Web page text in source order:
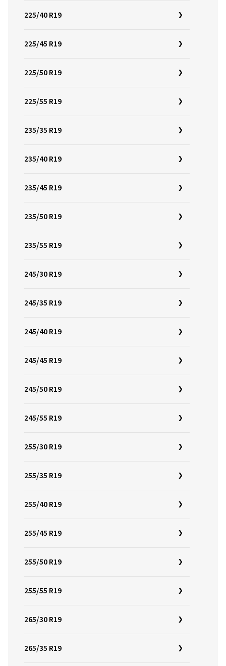
225/40 R19
225/45 R19
225/50 R19
225/55 R19
235/35 R19
235/40 R19
235/45 R19
235/50 R19
235/55 R19
245/30 R19
245/35 R19
245/40 R19
245/45 R19
245/50 R19
245/55 R19
255/30 R19
255/35 R19
255/40 R19
255/45 R19
255/50 R19
255/55 R19
265/30 R19
265/35 R19